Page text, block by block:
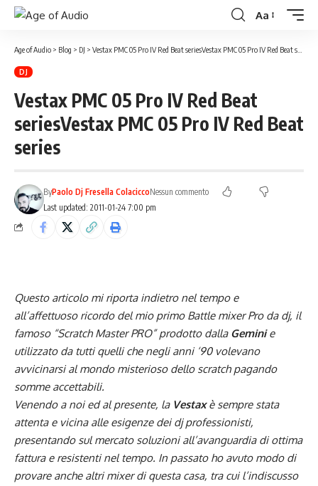
Aa
Age of Audio > Blog > DJ > Vestax PMC 05 Pro IV Red Beat seriesVestax PMC 05 Pro IV Red Beat series
DJ
Vestax PMC 05 Pro IV Red Beat
seriesVestax PMC 05 Pro IV Red Beat
series
Last updated: 2011-01-24 7:00 pm
ByPaolo Dj Fresella ColaciccoNessun commento
Questo articolo mi riporta indietro nel tempo e
all’affettuoso ricordo del mio primo Battle mixer Pro da dj, il
famoso “Scratch Master PRO” prodotto dalla Geminie
utilizzato da tutti quelli che negli anni ‘90 volevano
avvicinarsi al mondo misterioso dello scratch pagando
somme accettabili.
Venendo a noi ed al presente, la Vestaxè sempre stata
attenta e vicina alle esigenze dei dj professionisti,
presentando sul mercato soluzioni all’avanguardia di ottima
fattura e resistenti nel tempo. In passato ho avuto modo di
provare anche altri mixer di questa casa, tra cui l’indiscusso